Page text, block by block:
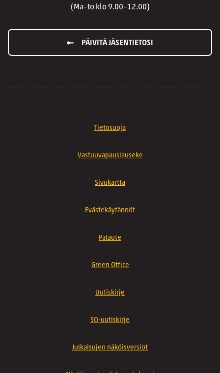
(Ma–to klo 9.00–12.00)
PÄIVITÄ JÄSENTIETOSI
Tietosuoja
Vastuuvapauslauseke
Sivukartta
Evästekäytännöt
Palaute
Green Office
Uutiskirje
SO-uutiskirje
Julkaisujen näköisversiot